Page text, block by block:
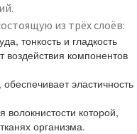
из трёх слоёв:
тонкость и гладкость
воздействия компонентов
эластичность
волокнистости которой,
организма.